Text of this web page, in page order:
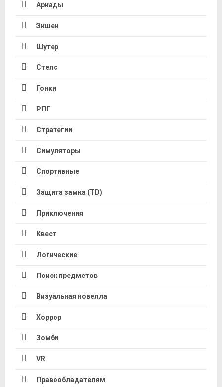
Аркады
Экшен
Шутер
Стелс
Гонки
РПГ
Стратегии
Симуляторы
Спортивные
Защита замка (TD)
Приключения
Квест
Логические
Поиск предметов
Визуальная новелла
Хоррор
Зомби
VR
Правообладателям